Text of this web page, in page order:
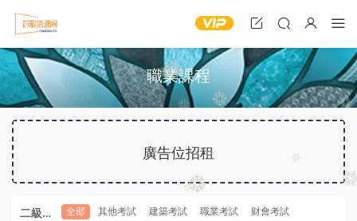
職業課程
廣告位招租
二級分
全部 其他考試 建築考試 職業考試
财會考試